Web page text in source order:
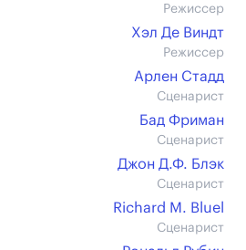
Режиссер
Хэл Де Виндт
Режиссер
Арлен Стадд
Сценарист
Бад Фриман
Сценарист
Джон Д.Ф. Блэк
Сценарист
Richard M. Bluel
Сценарист